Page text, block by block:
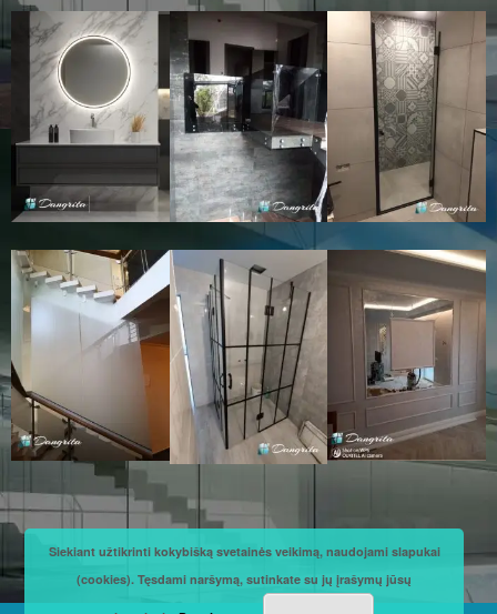
Siekiant užtikrinti kokybišką svetainės veikimą, naudojami slapukai
(cookies). Tęsdami naršymą, sutinkate su jų įrašymų jūsų